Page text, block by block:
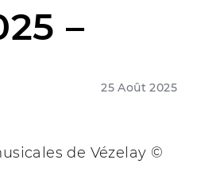
–
25 Août 2025
de Vézelay ©